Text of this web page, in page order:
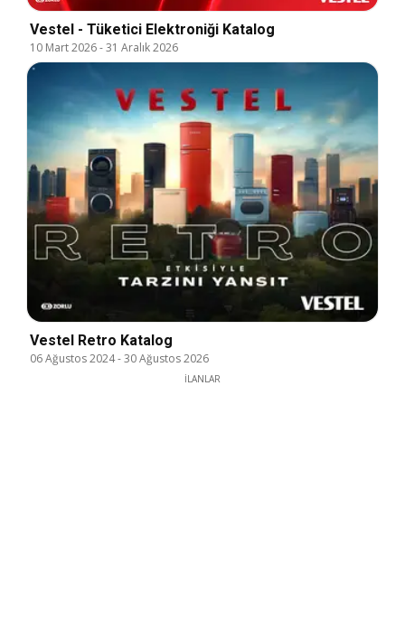
Vestel - Tüketici Elektroniği Katalog
10 Mart 2026-31 Aralık 2026
Vestel Retro Katalog
06 Ağustos 2024-30 Ağustos 2026
İLANLAR